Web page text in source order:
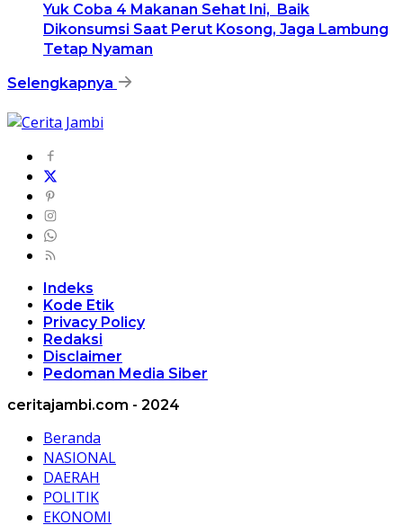
Yuk Coba 4 Makanan Sehat Ini, Baik
Dikonsumsi Saat Perut Kosong, Jaga Lambung
Tetap Nyaman
Selengkapnya
Indeks
Kode Etik
Privacy Policy
Redaksi
Disclaimer
Pedoman Media Siber
ceritajambi.com - 2024
Beranda
NASIONAL
DAERAH
POLITIK
EKONOMI